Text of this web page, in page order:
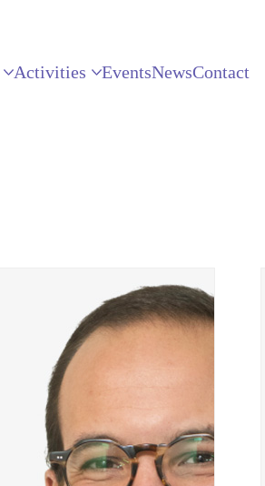
Activities EventsNewsContact